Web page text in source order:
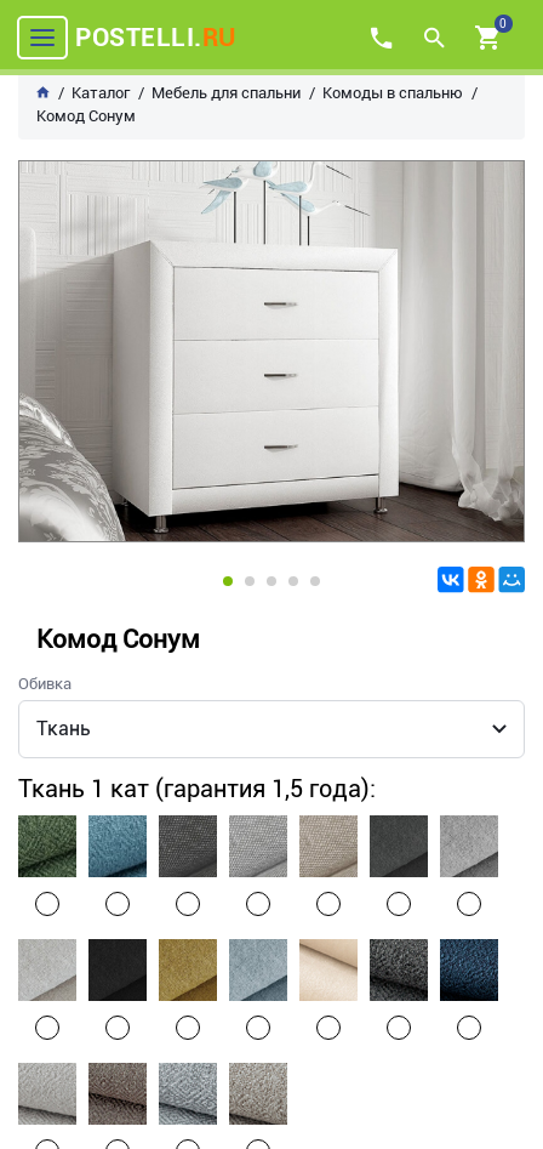
POSTELLI.RU 0
Каталог Мебель для спальни
Комоды в спальню
Комод Сонум
Комод Сонум
Обивка
Ткань 1 кат (гарантия 1,5 года):